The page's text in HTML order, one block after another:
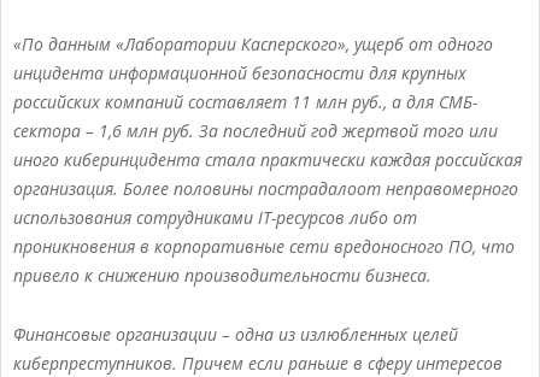
«По данным «Лаборатории Касперского», ущерб от одного
инцидента информационной безопасности для крупных
российских компаний составляет 11 млн руб., а для СМБ-
сектора – 1,6 млн руб. За последний год жертвой того или
иного киберинцидента стала практически каждая российская
организация. Более половины пострадалоот неправомерного
использования сотрудниками IT-ресурсов либо от
проникновения в корпоративные сети вредоносного ПО, что
привело к снижению производительности бизнеса.
Финансовые организации – одна из излюбленных целей
киберпреступников. Причем если раньше в сферу интересов